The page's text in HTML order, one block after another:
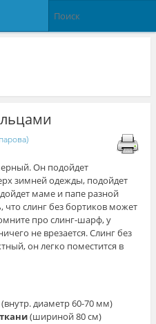
Он подойдет
зимней одежды, подойдет
маме и папе разной
что слинг без бортиков может
про слинг-шарф, у
не врезается. Слинг без
он легко поместится в
(внутр. диаметр 60-70 мм)
(шириной 80 см)